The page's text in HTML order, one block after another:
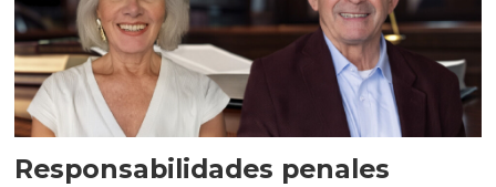
Responsabilidades penales